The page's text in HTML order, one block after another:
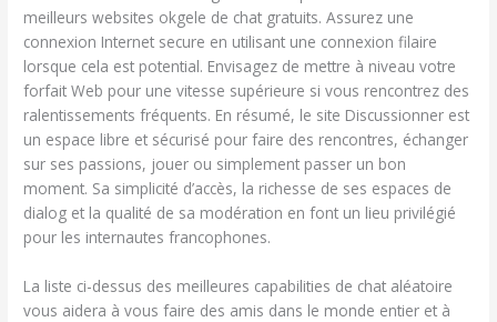
meilleurs websites okgele de chat gratuits. Assurez une
connexion Internet secure en utilisant une connexion filaire
lorsque cela est potential. Envisagez de mettre à niveau votre
forfait Web pour une vitesse supérieure si vous rencontrez des
ralentissements fréquents. En résumé, le site Discussionner est
un espace libre et sécurisé pour faire des rencontres, échanger
sur ses passions, jouer ou simplement passer un bon
moment. Sa simplicité d’accès, la richesse de ses espaces de
dialog et la qualité de sa modération en font un lieu privilégié
pour les internautes francophones.
La liste ci-dessus des meilleures capabilities de chat aléatoire
vous aidera à vous faire des amis dans le monde entier et à